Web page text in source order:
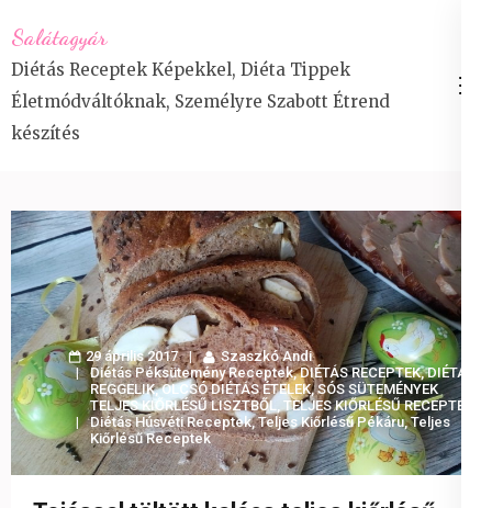
to
content
(Press
Enter)
Salátagyár
Diétás Receptek Képekkel, Diéta Tippek
Életmódváltóknak, Személyre Szabott Étrend
készítés
29 április 2017
Szaszkó Andi
Diétás Péksütemény Receptek,DIÉTÁS RECEPTEK,DIÉTÁS
REGGELIK,OLCSÓ DIÉTÁS ÉTELEK,SÓS SÜTEMÉNYEK
TELJES KIŐRLÉSŰ LISZTBŐL TELJES KIŐRLÉSŰ RECEPTEK
Diétás Húsvéti Receptek,Teljes Kiőrlésű Pékáru,Teljes
Kiőrlésű Receptek